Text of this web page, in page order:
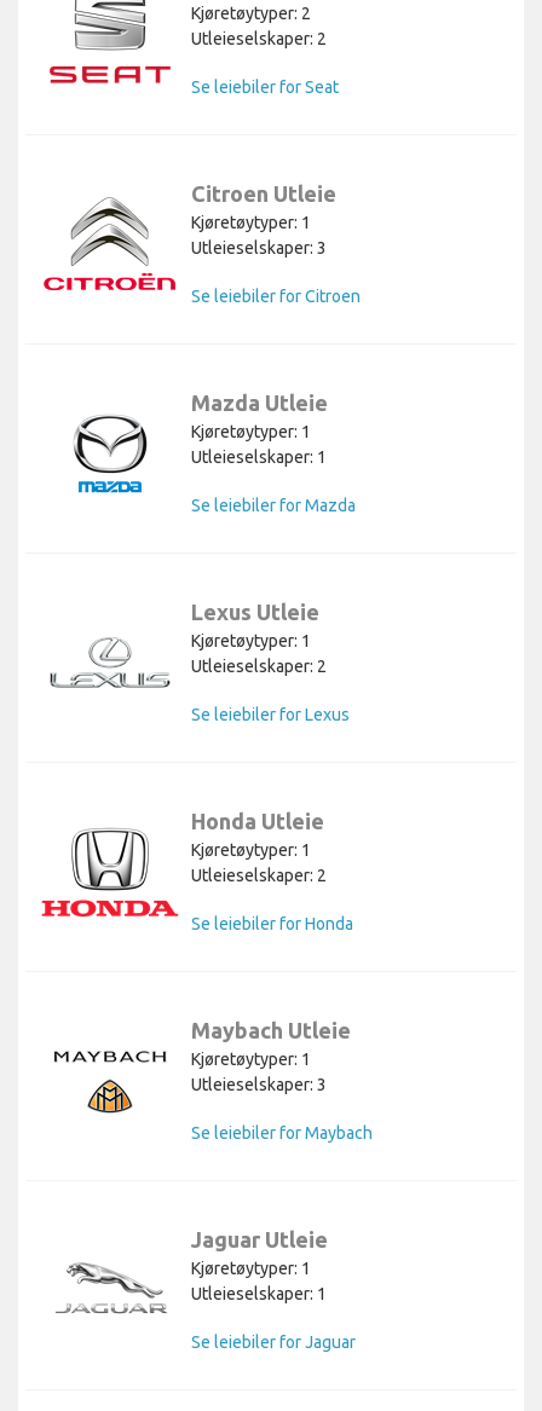
Kjøretøytyper: 2
Utleieselskaper: 2
Se leiebiler for Seat
Citroen Utleie
Kjøretøytyper: 1
Utleieselskaper: 3
Se leiebiler for Citroen
Mazda Utleie
Kjøretøytyper: 1
Utleieselskaper: 1
Se leiebiler for Mazda
Lexus Utleie
Kjøretøytyper: 1
Utleieselskaper: 2
Se leiebiler for Lexus
Honda Utleie
Kjøretøytyper: 1
Utleieselskaper: 2
Se leiebiler for Honda
Maybach Utleie
Kjøretøytyper: 1
Utleieselskaper: 3
Se leiebiler for Maybach
Jaguar Utleie
Kjøretøytyper: 1
Utleieselskaper: 1
Se leiebiler for Jaguar